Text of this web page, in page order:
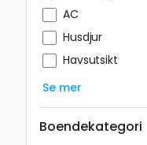
AC
Husdjur
Havsutsikt
Se mer
Boendekategori